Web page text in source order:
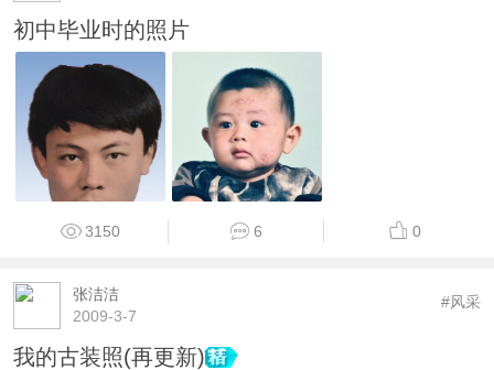
初中毕业时的照片
3150 6 0
张洁洁
2009-3-7
#风采
我的古装照(再更新)